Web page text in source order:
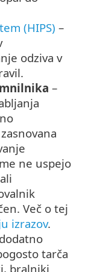
(HIPS) –
odziva v
–
ne uspejo
Več o tej
izrazov.
tarča
bralniki